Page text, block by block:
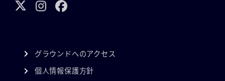
グラウンドへのアクセス
個人情報保護方針